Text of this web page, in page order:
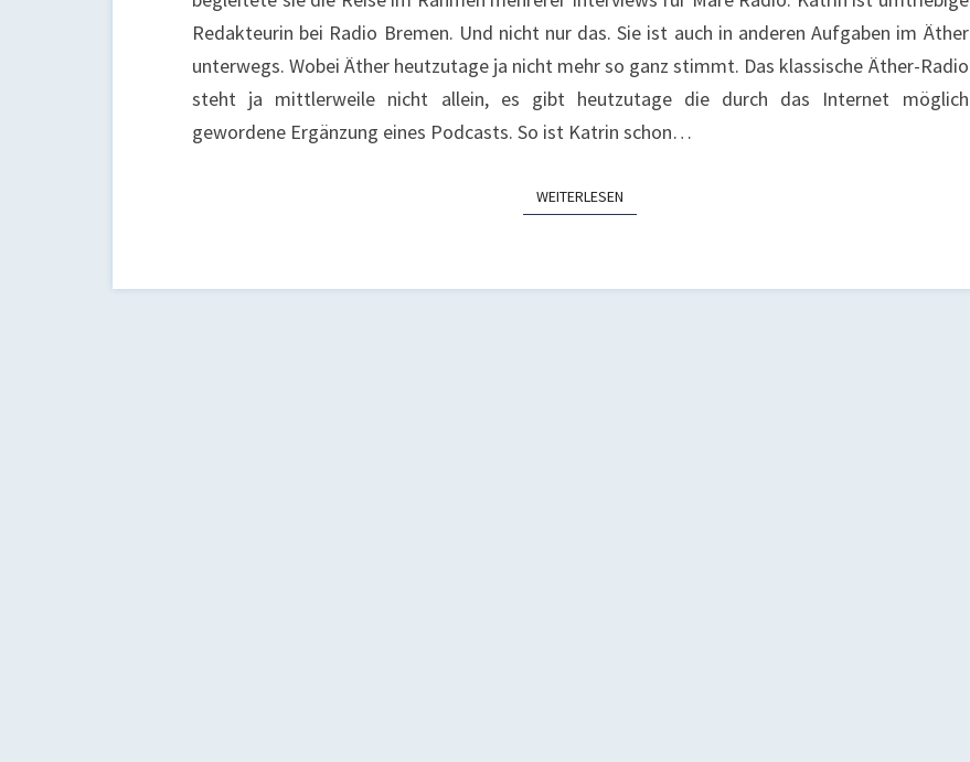
BIS
18.09.2022
Redakteurin bei Radio Bremen. Und nicht nur das. Sie ist auch in anderen Aufgaben im Äther
unterwegs. Wobei Äther heutzutage ja nicht mehr so ganz stimmt. Das klassische Äther-Radio
steht ja mittlerweile nicht allein, es gibt heutzutage die durch das Internet möglich
gewordene Ergänzung eines Podcasts. So ist Katrin schon…
WEITERLESEN